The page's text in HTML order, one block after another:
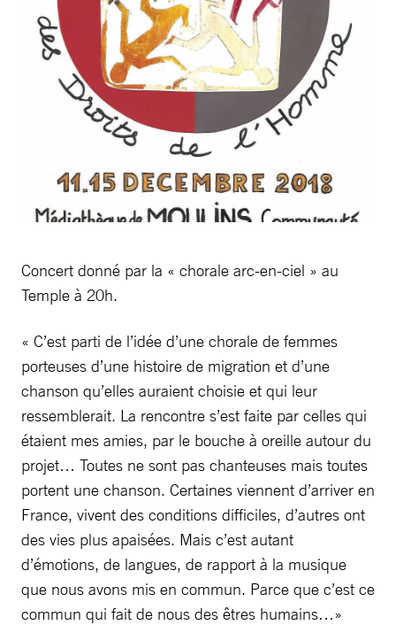
Concert donné par la « chorale arc-en-ciel » au
Temple à 20h.
« C’est parti de l’idée d’une chorale de femmes
porteuses d’une histoire de migration et d’une
chanson qu’elles auraient choisie et qui leur
ressemblerait. La rencontre s’est faite par celles qui
étaient mes amies, par le bouche à oreille autour du
projet… Toutes ne sont pas chanteuses mais toutes
portent une chanson. Certaines viennent d’arriver en
France, vivent des conditions difficiles, d’autres ont
des vies plus apaisées. Mais c’est autant
d’émotions, de langues, de rapport à la musique
que nous avons mis en commun. Parce que c’est ce
commun qui fait de nous des êtres humains…»